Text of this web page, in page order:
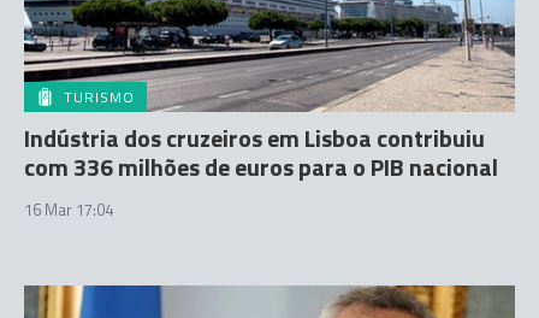
TURISMO
Indústria dos cruzeiros em Lisboa contribuiu
com 336 milhões de euros para o PIB nacional
16 Mar 17:04